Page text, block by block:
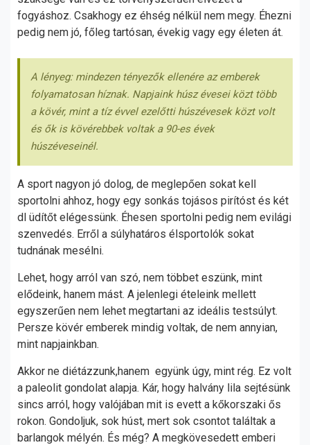
fogyáshoz. Csakhogy ez éhség nélkül nem megy. Éhezni
pedig nem jó, főleg tartósan, évekig vagy egy életen át.
A lényeg: mindezen tényezők ellenére az emberek
folyamatosan híznak. Napjaink húsz évesei közt több
a kövér, mint a tíz évvel ezelőtti húszévesek közt volt
és ők is kövérebbek voltak a 90-es évek
húszéveseinél.
A sport nagyon jó dolog, de meglepően sokat kell
sportolni ahhoz, hogy egy sonkás tojásos pirítóst és két
dl üdítőt elégessünk. Éhesen sportolni pedig nem evilági
szenvedés. Erről a súlyhatáros élsportolók sokat
tudnának mesélni.
Lehet, hogy arról van szó, nem többet eszünk, mint
elődeink, hanem mást. A jelenlegi ételeink mellett
egyszerűen nem lehet megtartani az ideális testsúlyt.
Persze kövér emberek mindig voltak, de nem annyian,
mint napjainkban.
Akkor ne diétázzunk,hanem együnk úgy, mint rég. Ez volt
a paleolit gondolat alapja. Kár, hogy halvány lila sejtésünk
sincs arról, hogy valójában mit is evett a kőkorszaki ős
rokon. Gondoljuk, sok húst, mert sok csontot találtak a
barlangok mélyén. És még? A megkövesedett emberi